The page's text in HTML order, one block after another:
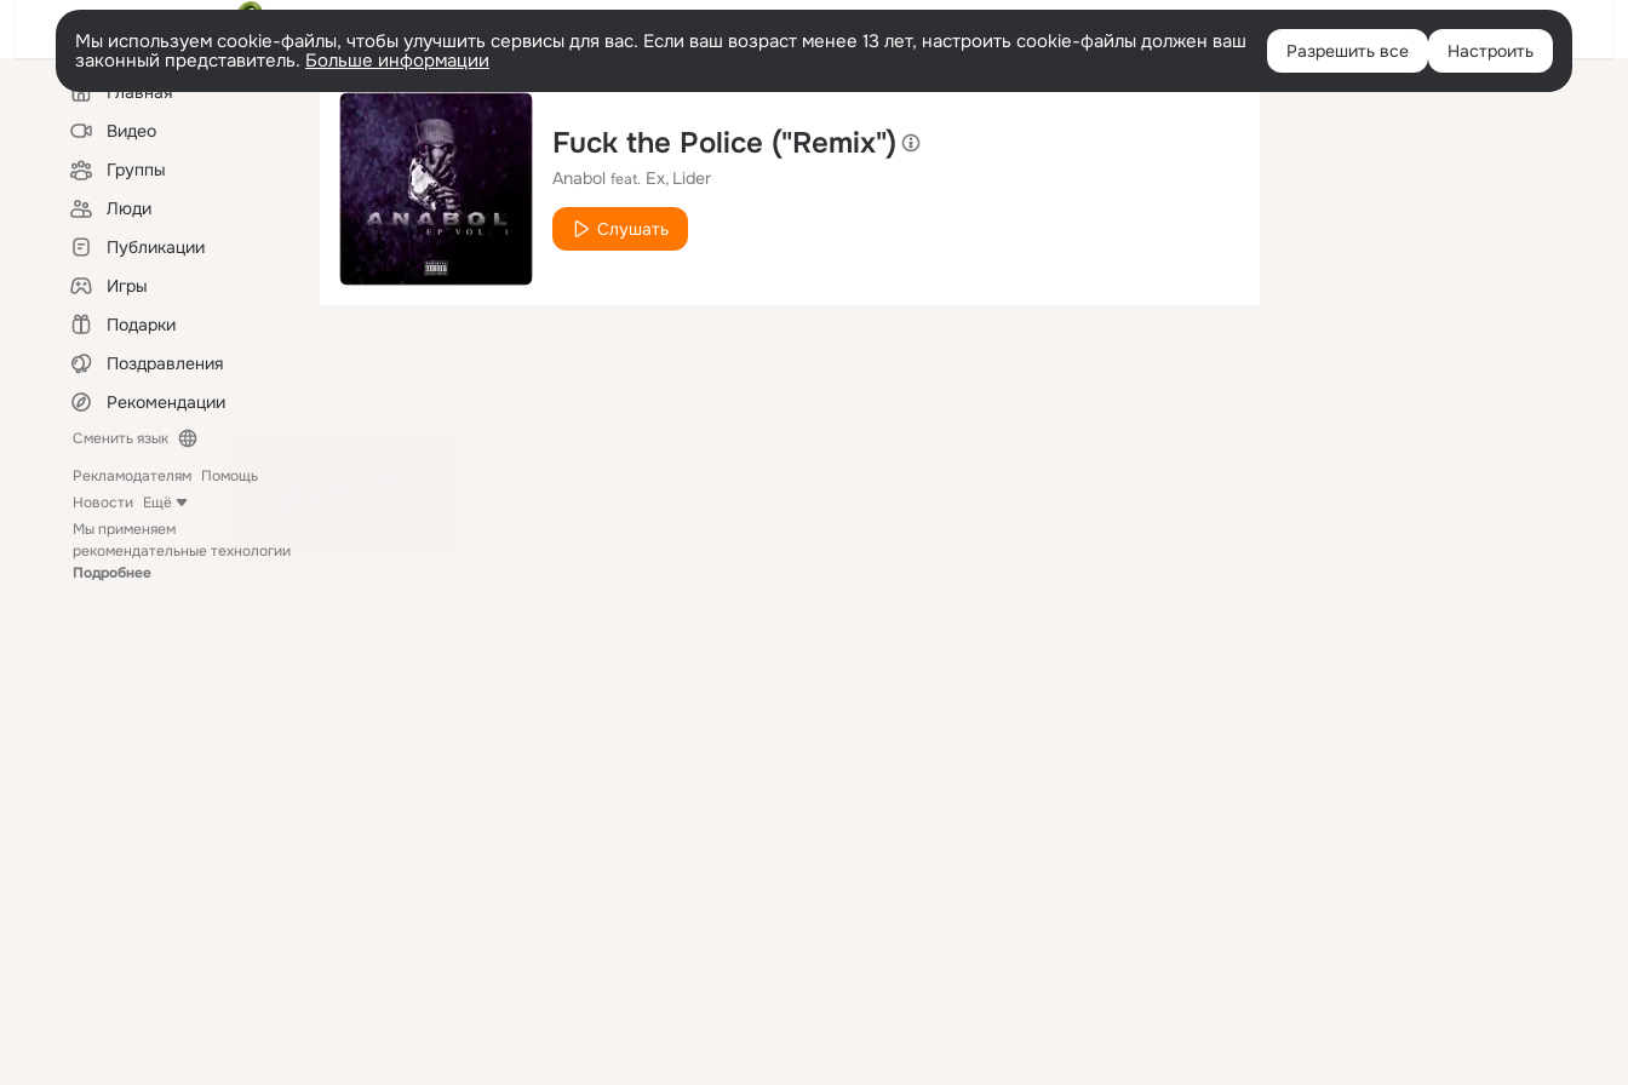
Войти
Мы используем cookie-файлы, чтобы улучшить сервисы для вас. Если ваш возраст менее 13 лет, настроить cookie-файлы должен ваш
законный представитель. Больше информации Разрешить все Настроить
Левая
колонкаГлавная
Видео
Группы
Люди
Публикации
Игры
Подарки
Поздравления
Рекомендации
Сменить язык
Рекламодателям Помощь
Новости Ещё
Мы применяем
рекомендательные технологии
Подробнее
Fuck the Police ("Remix")
Anabol feat. Ex Lider
Слушать